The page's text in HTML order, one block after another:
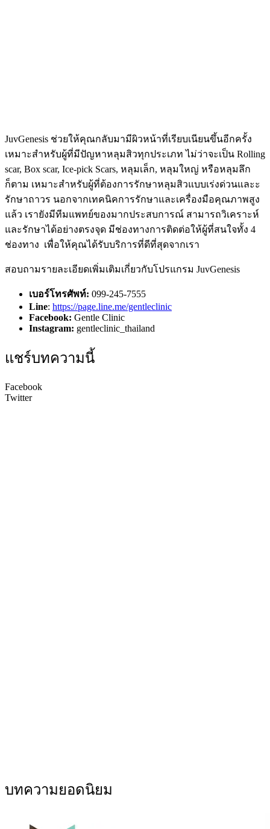
JuvGenesis ช่วยให้คุณกลับมามีผิวหน้าที่เรียบเนียนขึ้นอีกครั้ง
เหมาะสำหรับผู้ที่มีปัญหาหลุมสิวทุกประเภท ไม่ว่าจะเป็น Rolling
scar, Box scar, Ice-pick Scars, หลุมเล็ก, หลุมใหญ่ หรือหลุมลึก
ก็ตาม เหมาะสำหรับผู้ที่ต้องการรักษาหลุมสิวแบบเร่งด่วนและะ
รักษาถาวร นอกจากเทคนิคการรักษาและเครื่องมือคุณภาพสูง
แล้ว เรายังมีทีมแพทย์ของมากประสบการณ์ สามารถวิเคราะห์
และรักษาได้อย่างตรงจุด มีช่องทางการติดต่อให้ผู้ที่สนใจทั้ง 4
ช่องทาง เพื่อให้คุณได้รับบริการที่ดีที่สุดจากเรา
สอบถามรายละเอียดเพิ่มเติมเกี่ยวกับโปรแกรม JuvGenesis
เบอร์โทรศัพท์: 099-245-7555
Line: https://page.line.me/gentleclinic
Facebook: Gentle Clinic
Instagram: gentleclinic_thailand
แชร์บทความนี้
Facebook
Twitter
บทความยอดนิยม